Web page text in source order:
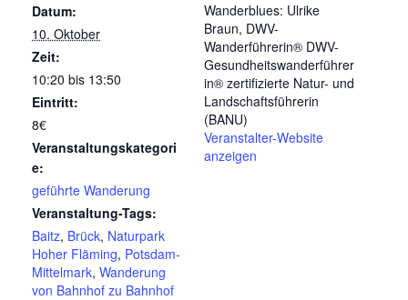
Datum:
10. Oktober
Zeit:
10:20 bis 13:50
Eintritt:
8€
Veranstaltungskategori
e:
geführte Wanderung
Veranstaltung-Tags:
Baitz, Brück, Naturpark
Hoher Fläming, Potsdam-
Mittelmark, Wanderung
von Bahnhof zu Bahnhof
Wanderblues: Ulrike
Braun, DWV-
Wanderführerin® DWV-
Gesundheitswanderführer
in® zertifizierte Natur- und
Landschaftsführerin
(BANU)
Veranstalter-Website
anzeigen